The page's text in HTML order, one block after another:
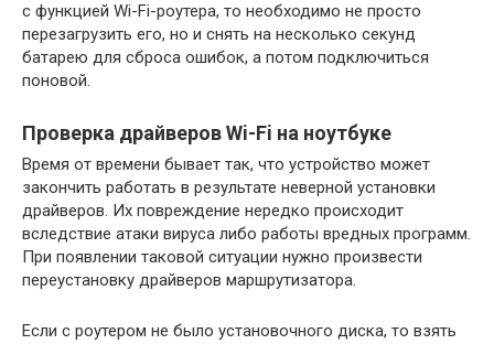
с функцией Wi-Fi-роутера, то необходимо не просто
перезагрузить его, но и снять на несколько секунд
батарею для сброса ошибок, а потом подключиться
поновой.
Проверка драйверов Wi-Fi на ноутбуке
Время от времени бывает так, что устройство может
закончить работать в результате неверной установки
драйверов. Их повреждение нередко происходит
вследствие атаки вируса либо работы вредных программ.
При появлении таковой ситуации нужно произвести
переустановку драйверов маршрутизатора.
Если с роутером не было установочного диска, то взять